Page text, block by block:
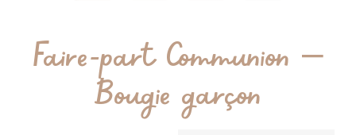
Faire-part Communion –
Bougie garçon